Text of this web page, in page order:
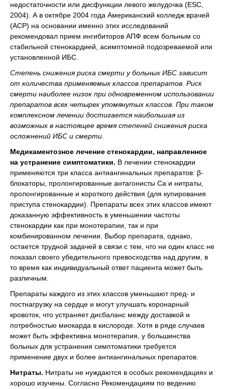
недостаточности или дисфункции левого желудочка (ESC,
2004). А в октябре 2004 года Американский колледж врачей
(АСР) на основании именно этих исследований
рекомендовал прием ингибиторов АПФ всем больным со
стабильной стенокардией, асимптомной подозреваемой или
установленной ИБС.
Степень снижения риска смерти у больных ИБС зависит
от количества применяемых классов препаратов. Риск
смерти наиболее низок при одновременном использовании
препаратов всех четырех упомянутых классов. При таком
комплексном лечении достигается наибольшая из
возможных в настоящее время степеней снижения риска
осложнений ИБС и смерти.
Медикаментозное лечение стенокардии, направленное
на устранение симптоматики. В лечении стенокардии
применяются три класса антиангинальных препаратов: β-
блокаторы, пролонгированные антагонисты Са и нитраты,
пролонгированные и короткого действия (для купирования
приступа стенокардии). Препараты всех этих классов имеют
доказанную эффективность в уменьшении частоты
стенокардии как при монотерапии, так и при
комбинированном лечении. Выбор препарата, однако,
остается трудной задачей в связи с тем, что ни один класс не
показал своего убедительного превосходства над другим, в
то время как индивидуальный ответ пациента может быть
различным.
Препараты каждого из этих классов уменьшают пред- и
постнагрузку на сердце и могут улучшать коронарный
кровоток, что устраняет дисбаланс между доставкой и
потребностью миокарда в кислороде. Хотя в ряде случаев
может быть эффективна монотерапия, у большинства
больных для устранения симптоматики требуется
применение двух и более антиангинальных препаратов.
Нитраты. Нитраты не нуждаются в особых рекомендациях и
хорошо изучены. Согласно Рекомендациям по ведению